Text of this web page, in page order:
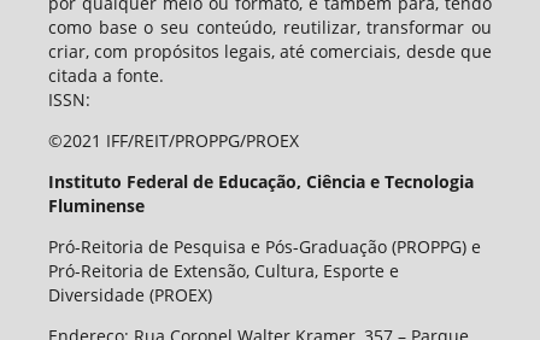
como base o seu conteúdo, reutilizar, transformar ou
criar, com propósitos legais, até comerciais, desde que
citada a fonte.
ISSN:
©2021 IFF/REIT/PROPPG/PROEX
Instituto Federal de Educação, Ciência e Tecnologia
Fluminense
Pró-Reitoria de Pesquisa e Pós-Graduação (PROPPG) e
Pró-Reitoria de Extensão, Cultura, Esporte e
Diversidade (PROEX)